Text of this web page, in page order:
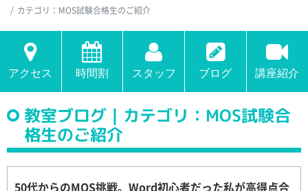
カテゴリ：MOS試験合格生のご紹介
アクセス 時間割 スタッフ ブログ 講座紹介
教室ブログ｜カテゴリ：MOS試験合
格生のご紹介
50代からのMOS挑戦。Word初心者だった私が高得点合